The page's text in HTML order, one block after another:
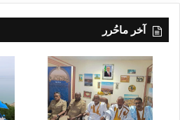
آخر ماحُرر